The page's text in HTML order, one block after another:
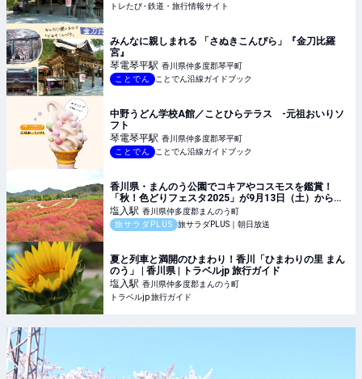
トレたび - 鉄道・旅行情報サイト
みんなに親しまれる 「さぬきこんぴら」『金刀比羅
宮』
琴電琴平駅 香川県仲多度郡琴平町
ことでん
ことでん沿線ガイドブック
中野うどん学校A館／ことひらテラス -元祖おいりソ
フト
琴電琴平駅 香川県仲多度郡琴平町
ことでん
ことでん沿線ガイドブック
香川県・まんのう公園でコキアやコスモスを鑑賞！
「秋！色どりフェスタ2025」が9月13日（土）から開
催
塩入駅 香川県仲多度郡まんのう町
旅サラダPLUS
旅サラダPLUS｜朝日放送
夏と列車と満開のひまわり！香川「ひまわりの里 まん
のう」 | 香川県 | トラベルjp 旅行ガイド
塩入駅 香川県仲多度郡まんのう町
トラベルjp 旅行ガイド